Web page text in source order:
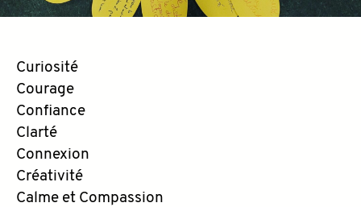
Curiosité
Courage
Confiance
Clarté
Connexion
Créativité
Calme et Compassion